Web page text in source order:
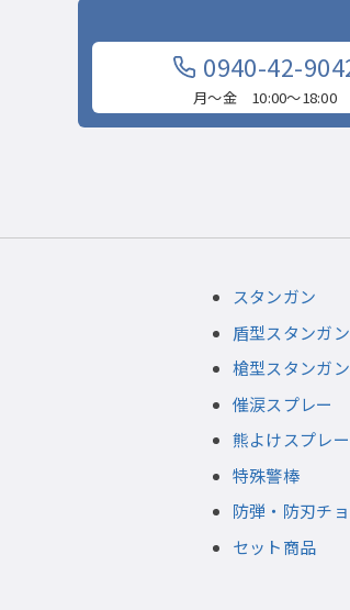
0940-42-
月〜金 10:00〜18:00
スタンガン
盾型スタンガン
槍型スタンガン
催涙スプレー
熊よけスプレー
特殊警棒
防弾・防刃チ
セット商品